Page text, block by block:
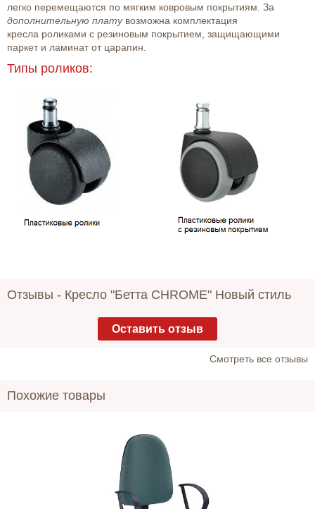
легко перемещаются по мягким ковровым покрытиям. За
дополнительную платувозможна комплектация
кресла роликами с резиновым покрытием, защищающими
паркет и ламинат от царапин.
Типы роликов:
Отзывы - Кресло "Бетта CHROME" Новый стиль
Оставить отзыв
Cмотреть все отзывы
Похожие товары